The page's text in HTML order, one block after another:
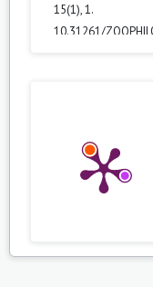
15(1),1.
10.31261/
10.31261/